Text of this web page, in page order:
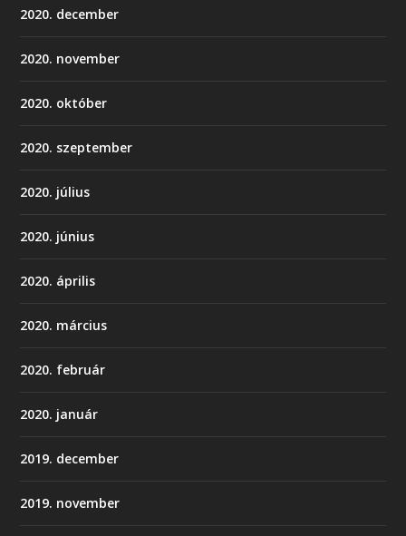
2020. december
2020. november
2020. október
2020. szeptember
2020. július
2020. június
2020. április
2020. március
2020. február
2020. január
2019. december
2019. november